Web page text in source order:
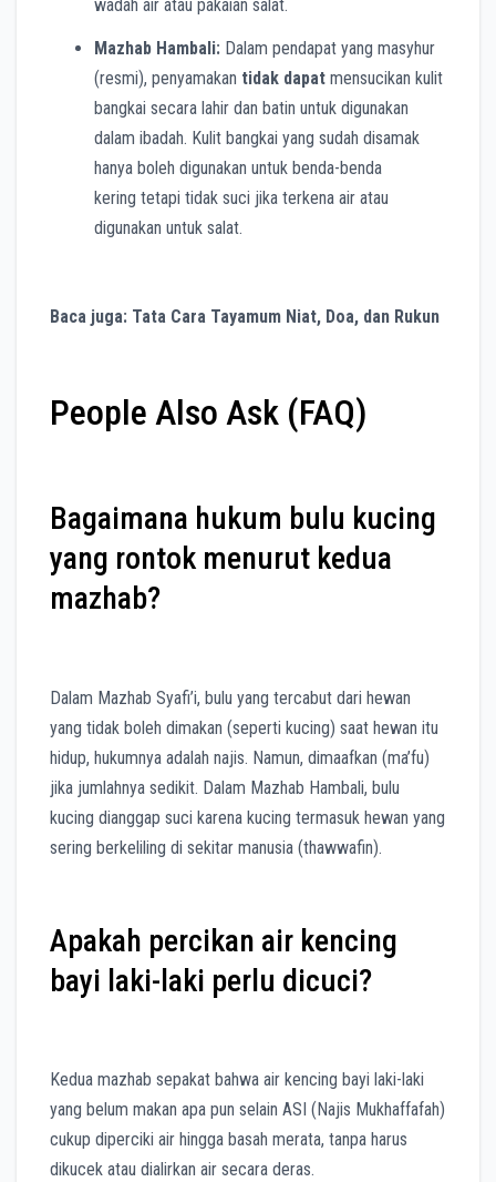
wadah air atau pakaian salat.
Mazhab Hambali: Dalam pendapat yang masyhur
(resmi), penyamakan tidak dapat mensucikan kulit
bangkai secara lahir dan batin untuk digunakan
dalam ibadah. Kulit bangkai yang sudah disamak
hanya boleh digunakan untuk benda-benda
kering tetapi tidak suci jika terkena air atau
digunakan untuk salat.
Baca juga: Tata Cara Tayamum Niat, Doa, dan Rukun
People Also Ask (FAQ)
Bagaimana hukum bulu kucing
yang rontok menurut kedua
mazhab?
Dalam Mazhab Syafi’i, bulu yang tercabut dari hewan
yang tidak boleh dimakan (seperti kucing) saat hewan itu
hidup, hukumnya adalah najis. Namun, dimaafkan (ma’fu)
jika jumlahnya sedikit. Dalam Mazhab Hambali, bulu
kucing dianggap suci karena kucing termasuk hewan yang
sering berkeliling di sekitar manusia (thawwafin).
Apakah percikan air kencing
bayi laki-laki perlu dicuci?
Kedua mazhab sepakat bahwa air kencing bayi laki-laki
yang belum makan apa pun selain ASI (Najis Mukhaffafah)
cukup diperciki air hingga basah merata, tanpa harus
dikucek atau dialirkan air secara deras.